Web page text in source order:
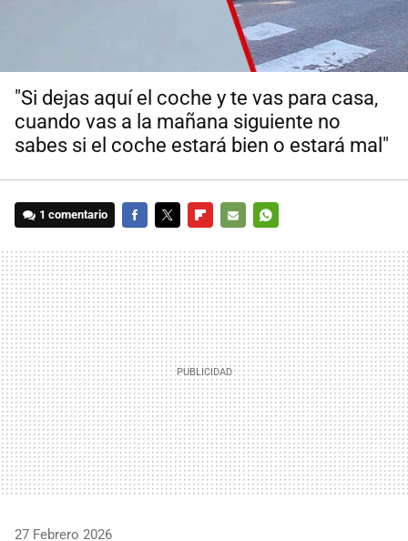
"Si dejas aquí el coche y te vas para casa,
cuando vas a la mañana siguiente no
sabes si el coche estará bien o estará mal"
1 comentario
MAIL
27 Febrero 2026